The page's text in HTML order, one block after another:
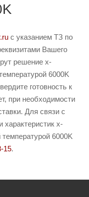
с указанием ТЗ по
Вашего
решение x-
6000K
готовность к
при необходимости
Для связи с
характеристик x-
6000K
15.